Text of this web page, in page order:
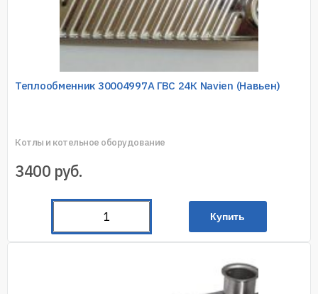
Теплообменник 30004997А ГВС 24К Navien (Навьен)
Котлы и котельное оборудование
3400 руб.
Купить